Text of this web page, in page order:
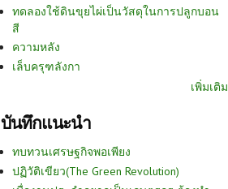
ทดลองใช้ดินขุยไผ่เป็นวัสดุในการปลูกบอน
สี
ความหลัง
เล็บครุฑลังกา
เพิ่มเติม
บันทึกแนะนำ
ทบทวนเศรษฐกิจพอเพียง
ปฏิวัติเขียว(The Green Revolution)